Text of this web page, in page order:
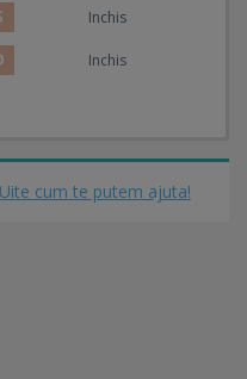
Inchis
Inchis
cum te putem ajuta!